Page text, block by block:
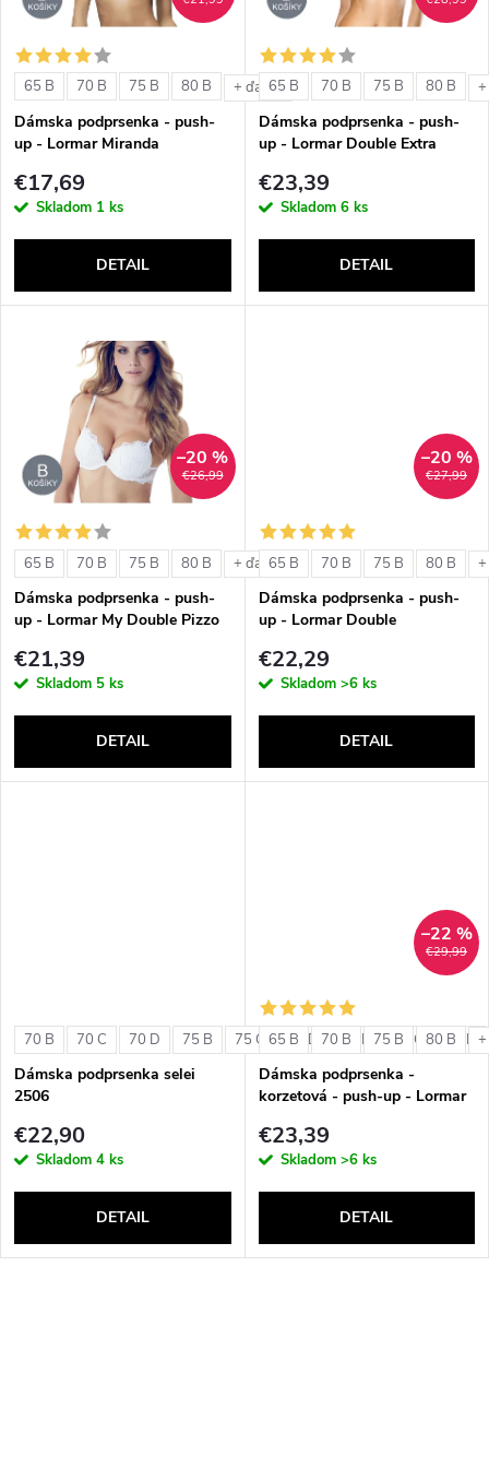
i
e
p
r
d
t
o
v
i
s
p
r
o
d
t
o
v
65 B 70 B 75 B 80 B + ďalšie
Dámska podprsenka - push-
up - Lormar Miranda
€17,69
Skladom 1 ks
DETAIL
65 B 70 B 75 B 80 B
Dámska podprsenka - push-
up - Lormar Double Extra
€23,39
Skladom 6 ks
DETAIL
€26,99
–20 %
65 B 70 B 75 B 80 B + ďalšie
Dámska podprsenka - push-
up - Lormar My Double Pizzo
€21,39
Skladom 5 ks
DETAIL
€27,99
–20 %
65 B 70 B 75 B 80 B
Dámska podprsenka - push-
up - Lormar Double
€22,29
Skladom >6 ks
DETAIL
70 B 70 C 70 D 75 B 75 C 75 D 80 B 80 C 80 D
Dámska podprsenka selei
2506
€22,90
Skladom 4 ks
DETAIL
€29,99
–22 %
65 B 70 B 75 B 80 B
Dámska podprsenka -
korzetová - push-up - Lormar
€23,39
Skladom >6 ks
DETAIL